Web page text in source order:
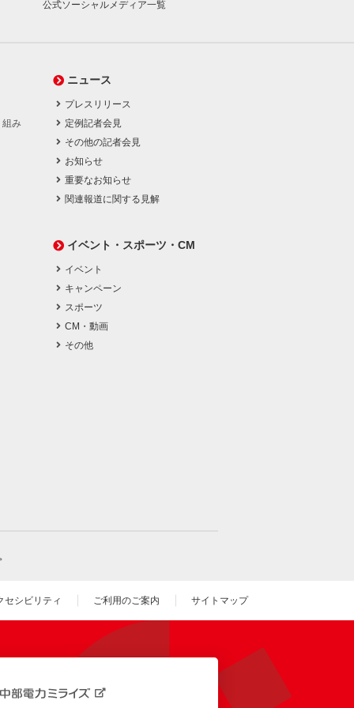
公式ソーシャルメディア一覧
組み
ニュース
プレスリリース
定例記者会見
その他の記者会見
お知らせ
重要なお知らせ
関連報道に関する見解
イベント・スポーツ・CM
イベント
キャンペーン
スポーツ
CM・動画
その他
セシビリティ ご利用のご案内 サイトマップ